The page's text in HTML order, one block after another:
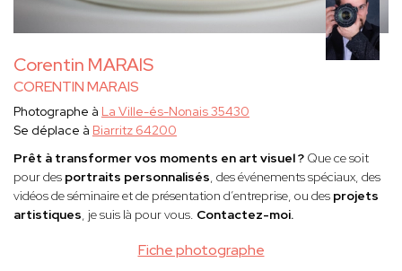
Corentin MARAIS
CORENTIN MARAIS
Fiche photographe
Photographe à La Ville-és-Nonais 35430
Se déplace à Biarritz 64200
Prêt à transformer vos moments en art visuel ? Que ce soit
pour des portraits personnalisés, des événements spéciaux, des
vidéos de séminaire et de présentation d’entreprise, ou des projets
artistiques, je suis là pour vous. Contactez-moi.